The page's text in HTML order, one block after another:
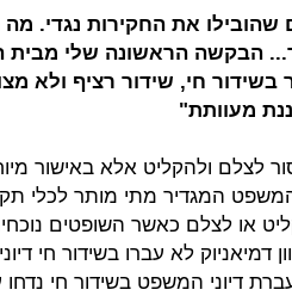
את החקירות נגדי.
הבקשה הראשונה שלי
בשידור חי, שידור רציף ולא
מעוותת"
לצלם ולהקליט אלא באישור
המגדיר מתי מותר לכלי
או לצלם כאשר השופטים
דמיאניוק לא עברו בשידור חי
דיוני המשפט בשידור חי נדחו